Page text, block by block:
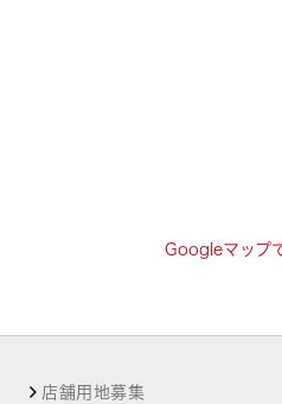
Googleマップ
店舗用地募集